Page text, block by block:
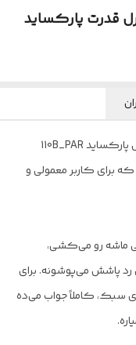
کنترل قدرت پارکساید
اگر بخوای یه نگاه واقعی و خودمونی به ایرلس پارکساید 110B_PAR
برای کاربر معمولی و
ماشه رو می‌کشی،
پاشش می‌پوشونه. برای
سبک، کاملاً جواب می‌ده